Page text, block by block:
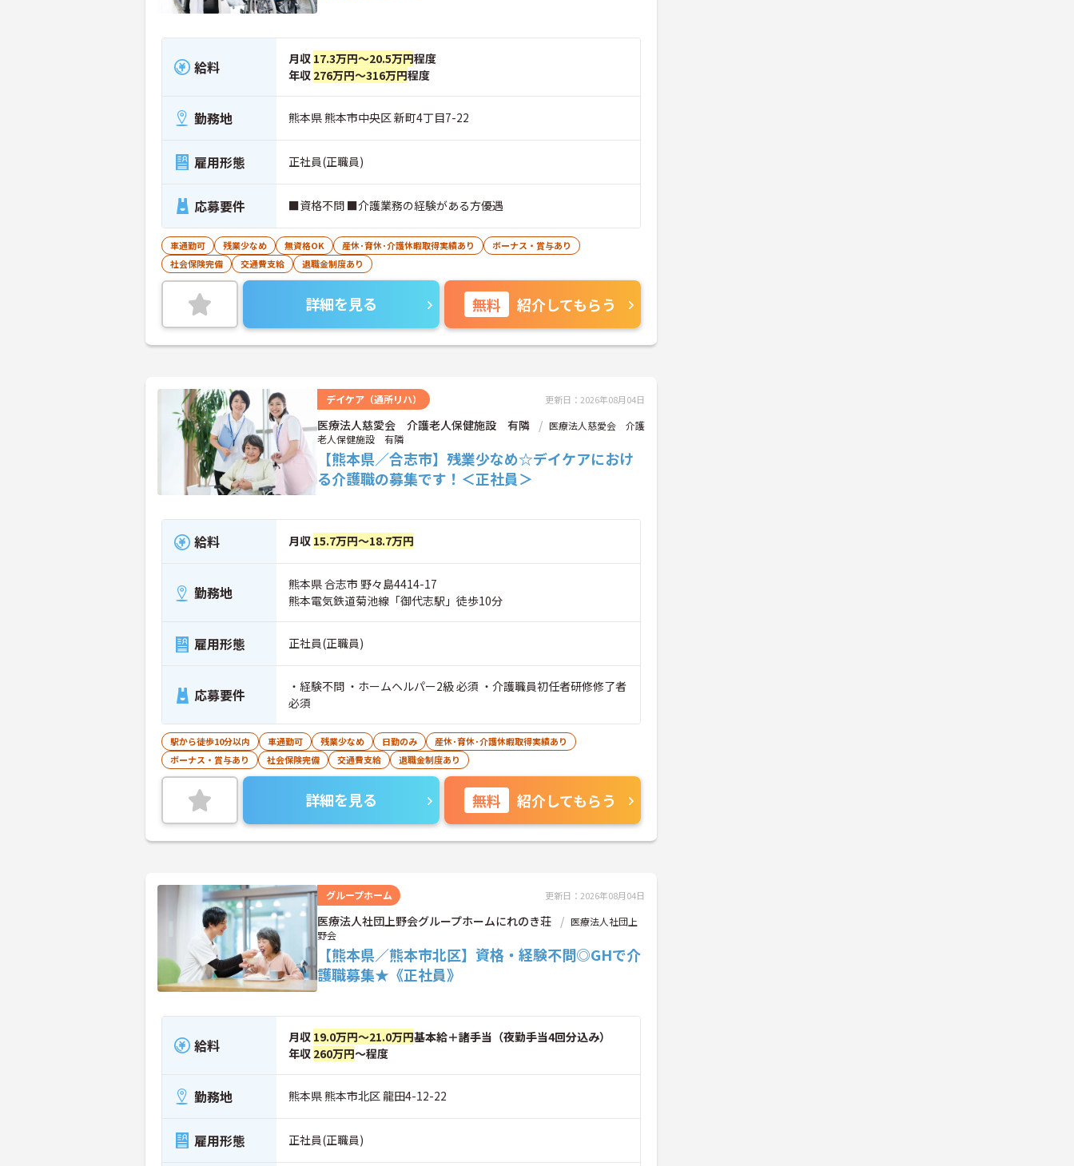
給料 月収 17.3万円～20.5万円程度
年収 276万円～316万円程度
勤務地 熊本県 熊本市中央区 新町4丁目7-22
雇用形態 正社員(正職員)
応募要件 ■資格不問 ■介護業務の経験がある方優遇
車通勤可 残業少なめ 無資格OK 産休･育休･介護休暇取得実績あり
ボーナス・賞与あり
社会保険完備
交通費支給 退職金制度あり
詳細を見る 無料 紹介してもらう
デイケア（通所リハ） 更新日：2026年08月04日
医療法人慈愛会 介護老人保健施設 有隣
医療法人慈愛会 介護
老人保健施設 有隣
【熊本県／合志市】残業少なめ☆デイケアにおけ
る介護職の募集です！＜正社員＞
給料 月収 15.7万円～18.7万円
勤務地
熊本県 合志市 野々島4414-17
熊本電気鉄道菊池線「御代志駅」徒歩10分
雇用形態 正社員(正職員)
応募要件
・経験不問 ・ホームヘルパー2級 必須 ・介護職員初任者研修修了者
必須
駅から徒歩10分以内 車通勤可 残業少なめ 日勤のみ
産休･育休･介護休暇取得実績あり
ボーナス・賞与あり
社会保険完備 交通費支給 退職金制度あり
詳細を見る 無料 紹介してもらう
グループホーム 更新日：2026年08月04日
医療法人社団上野会グループホームにれのき荘
医療法人社団上
野会
【熊本県／熊本市北区】資格・経験不問◎GHで介
護職募集★《正社員》
給料 月収 19.0万円～21.0万円基本給＋諸手当（夜勤手当4回分込み）
年収 260万円～程度
勤務地 熊本県 熊本市北区 龍田4-12-22
雇用形態 正社員(正職員)